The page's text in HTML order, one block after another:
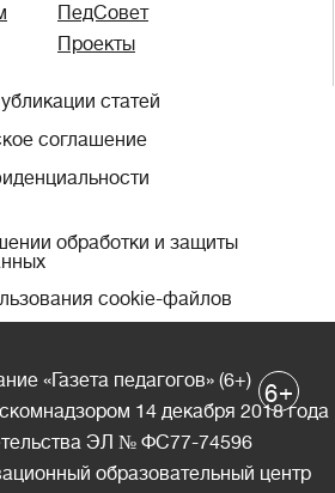
ПедСовет
Проекты
статей
соглашение
обработки и защиты
cookie-файлов
«Газета педагогов» (6+)
14 декабря 2018 года
ЭЛ № ФС77-74596
образовательный центр
6+